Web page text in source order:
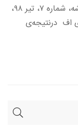
نویسنده: معصومه ولایتی نشریه آزادی اندیشه، شماره ۷، تیر ۹۸،
پی دی اف درنتیجه‌ی